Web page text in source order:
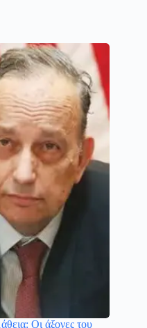
Οι άξονες του